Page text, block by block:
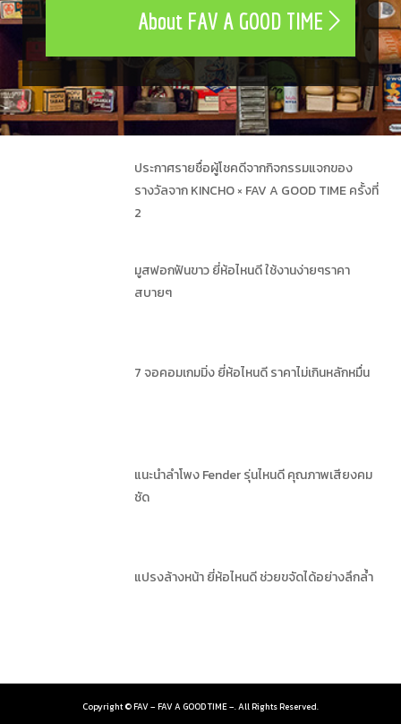
About FAV A GOOD TIME
ประกาศรายชื่อผู้โชคดีจากกิจกรรมแจกของ
รางวัลจาก KINCHO × FAV A GOOD TIME ครั้งที่
2
มูสฟอกฟันขาว ยี่ห้อไหนดี ใช้งานง่ายๆราคา
สบายๆ
7 จอคอมเกมมิ่ง ยี่ห้อไหนดี ราคาไม่เกินหลักหมื่น
แนะนำลำโพง Fender รุ่นไหนดี คุณภาพเสียงคม
ชัด
แปรงล้างหน้า ยี่ห้อไหนดี ช่วยขจัดได้อย่างลึกล้ำ
Copyright ©FAV – FAV A GOOD TIME –. All Rights Reserved.